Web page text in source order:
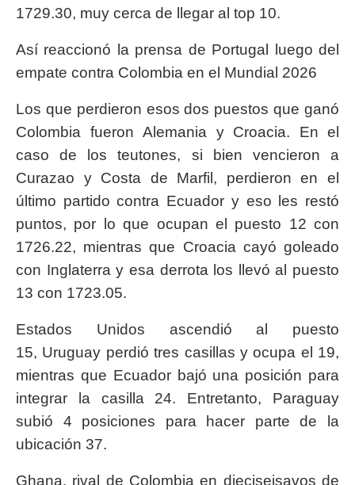
1729.30, muy cerca de llegar al top 10.
Así reaccionó la prensa de Portugal luego del
empate contra Colombia en el Mundial 2026
Los que perdieron esos dos puestos que ganó
Colombia fueron Alemania y Croacia. En el
caso de los teutones, si bien vencieron a
Curazao y Costa de Marfil, perdieron en el
último partido contra Ecuador y eso les restó
puntos, por lo que ocupan el puesto 12 con
1726.22, mientras que Croacia cayó goleado
con Inglaterra y esa derrota los llevó al puesto
13 con 1723.05.
Estados Unidos ascendió al puesto
15, Uruguay perdió tres casillas y ocupa el 19,
mientras que Ecuador bajó una posición para
integrar la casilla 24. Entretanto, Paraguay
subió 4 posiciones para hacer parte de la
ubicación 37.
Ghana, rival de Colombia en dieciseisavos de